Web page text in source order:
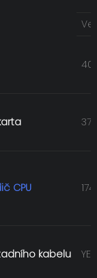
CPU
kabelu YES